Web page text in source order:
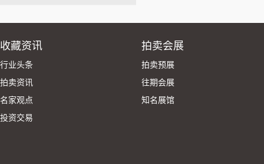
收藏资讯
行业头条
拍卖资讯
名家观点
投资交易
拍卖会展
拍卖预展
往期会展
知名展馆